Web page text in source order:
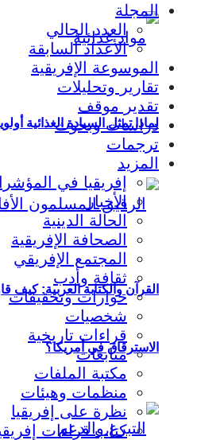
لماذا تمثل السيادة الغذائية
القرآن والكتابة العربية: كيف
الاسترقاق في أمريكا؟
المجلة
العدد الحالي
الأعداد السابقة
الموسوعة الإفريقية
تقارير وتحليلات
تقدير موقف
دراسات وبحوث
ترجمات
المزيد
إفريقيا في
الأخبار
الحالة الدينية
الصحافة الإفريقية
المجتمع الإفريقي
ثقافة وأدب
حوارات وتحقيقات
شخصيات
قراءات تاريخية
متابعات
مكتبة الملفات
منظمات وهيئات
نظرة على إفريقيا
كتاب قراءات